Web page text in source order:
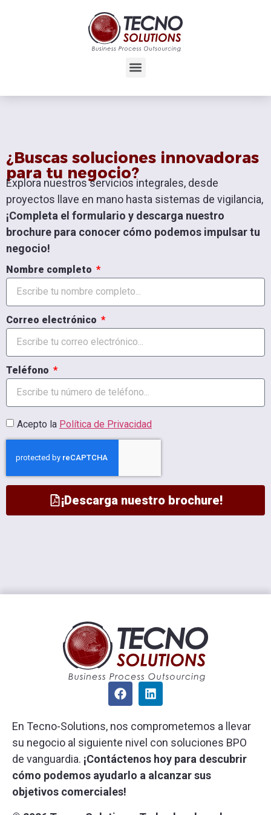
¿Buscas soluciones innovadoras
para tu negocio?
Explora nuestros servicios integrales, desde
proyectos llave en mano hasta sistemas de vigilancia,
¡Completa el formulario y descarga nuestro
brochure para conocer cómo podemos impulsar tu
negocio!
Nombre completo
Correo electrónico
Teléfono
Acepto la Política de Privacidad
¡Descarga nuestro brochure!
En Tecno-Solutions, nos comprometemos a llevar
su negocio al siguiente nivel con soluciones BPO
de vanguardia. ¡Contáctenos hoy para descubrir
cómo podemos ayudarlo a alcanzar sus
objetivos comerciales!